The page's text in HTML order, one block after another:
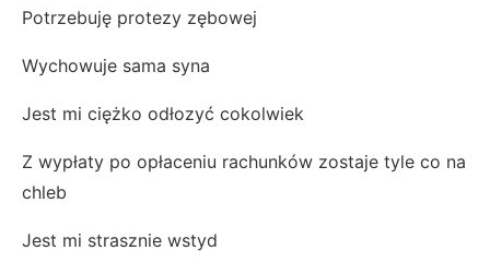
Potrzebuję protezy zębowej
Wychowuje sama syna
Jest mi ciężko odłozyć cokolwiek
Z wypłaty po opłaceniu rachunków zostaje tyle co na
chleb
Jest mi strasznie wstyd